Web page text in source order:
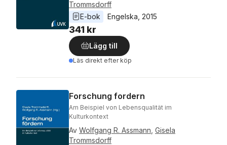
Trommsdorff
E-bok
Engelska 2015
341 kr
Lägg till
Läs direkt efter köp
Forschung fordern
Am Beispiel von Lebensqualität im
Kulturkontext
Av Wolfgang R. Assmann Gisela
Trommsdorff